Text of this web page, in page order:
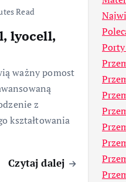
Read
lyocell,
ważny pomost
z
kształtowania
Czytaj dalej